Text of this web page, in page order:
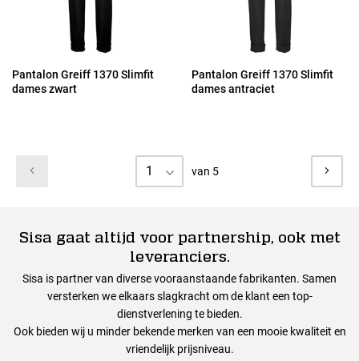
Pantalon Greiff 1370 Slimfit
dames zwart
Pantalon Greiff 1370 Slimfit
dames antraciet
1 van 5
Sisa gaat altijd voor partnership, ook met
leveranciers.
Sisa is partner van diverse vooraanstaande fabrikanten. Samen
versterken we elkaars slagkracht om de klant een top-
dienstverlening te bieden.
Ook bieden wij u minder bekende merken van een mooie kwaliteit en
vriendelijk prijsniveau.